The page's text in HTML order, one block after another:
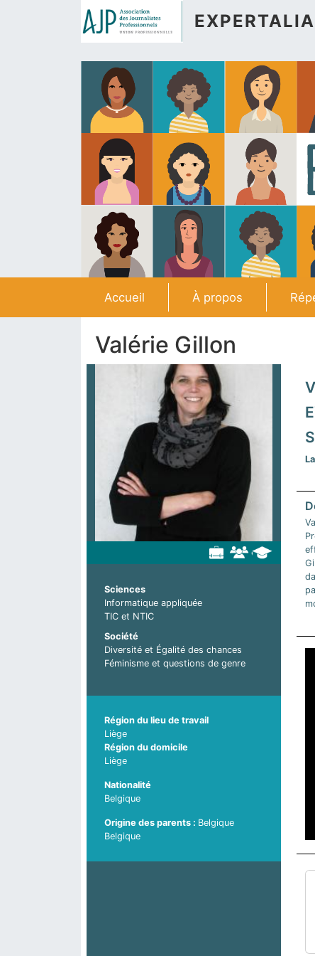
EXPERTALIA
Navigation principale
Accueil À propos
Valérie Gillon
Sciences
Informatique appliquée
TIC et NTIC
Société
Diversité et Égalité des chances
Féminisme et questions de genre
Région du lieu de travail
Liège
Région du domicile
Liège
Nationalité
Belgique
Belgique
Pays d'origine du parent 2
Belgique